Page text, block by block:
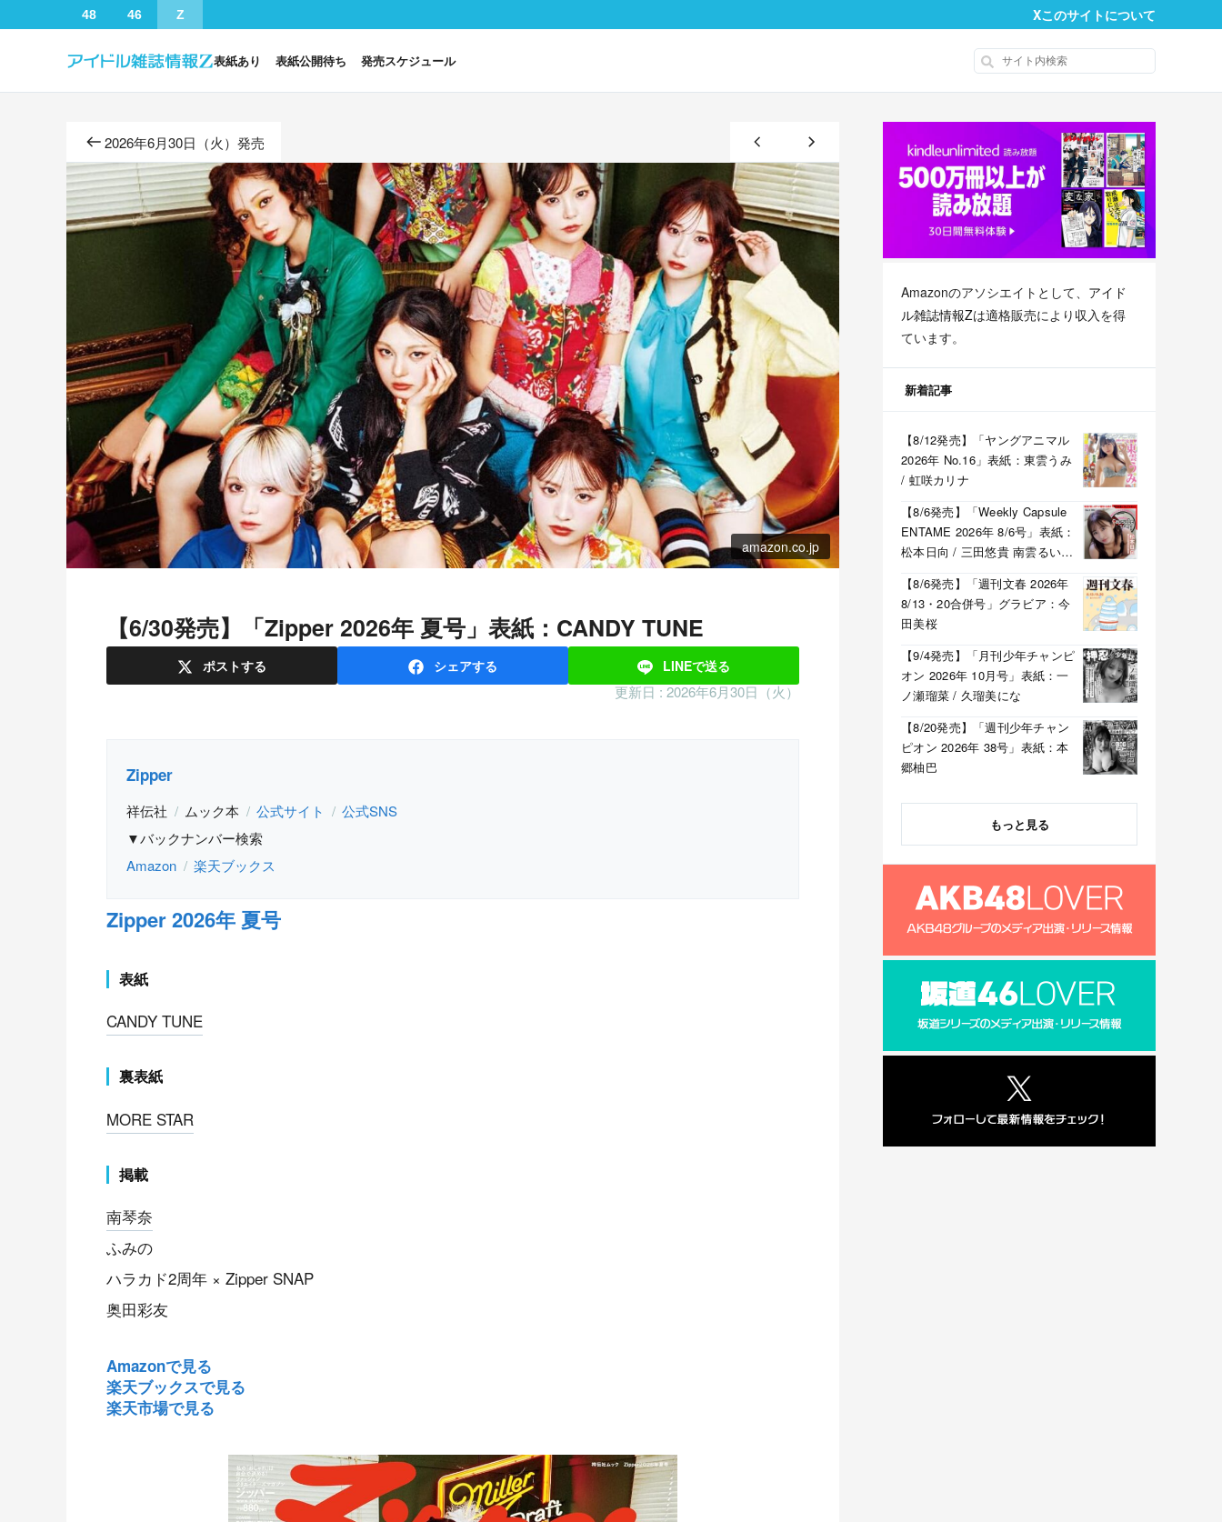
48 46 Z Xこのサイトについて
表紙あり 表紙公開待ち 発売スケジュール
2026年6月30日（火）発売
amazon.co.jp
【6/30発売】「Zipper 2026年 夏号」表紙：CANDY TUNE
ポストする シェアする LINEで送る
更新日 : 2026年6月30日（火）
Zipper
祥伝社 ムック本 公式サイト
公式SNS
▼バックナンバー検索
Amazon
楽天ブックス
Zipper 2026年 夏号
表紙
CANDY TUNE
裏表紙
MORE STAR
掲載
南琴奈
ふみの
ハラカド2周年 × Zipper SNAP
奥田彩友
Amazonで見る
楽天ブックスで見る
楽天市場で見る
Amazonのアソシエイトとして、 アイド
ル雑誌情報Zは適格販売により収入を得
ています。
新着記事
【8/12発売】「ヤングアニマル
2026年 No.16」表紙：東雲うみ
/ 虹咲カリナ
【8/6発売】「Weekly Capsule
ENTAME 2026年 8/6号」表紙：
松本日向 / 三田悠貴 南雲るい
【8/6発売】「週刊文春 2026年
8/13・20合併号」グラビア：今
田美桜
【9/4発売】「月刊少年チャンピ
オン 2026年 10月号」表紙：一
ノ瀬瑠菜 / 久瑠美にな
【8/20発売】「週刊少年チャン
ピオン 2026年 38号」表紙：本
郷柚巴
もっと見る